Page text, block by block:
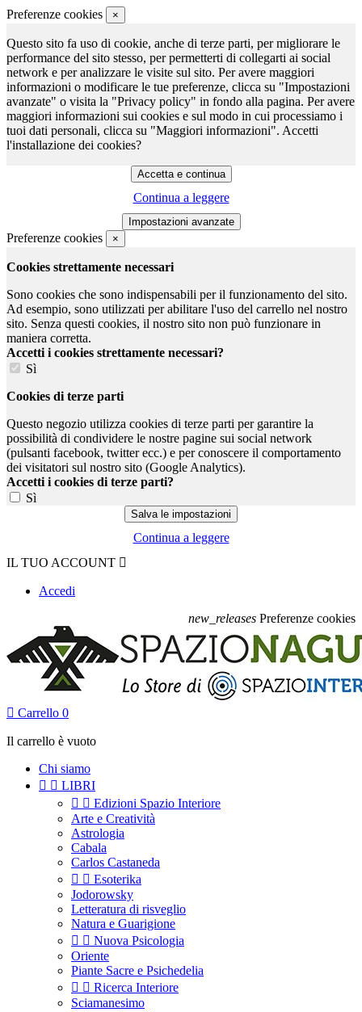
Preferenze cookies ×
Questo sito fa uso di cookie, anche di terze parti, per migliorare le
performance del sito stesso, per permetterti di collegarti ai social
network e per analizzare le visite sul sito. Per avere maggiori
informazioni o modificare le tue preferenze, clicca su "Impostazioni
avanzate" o visita la "Privacy policy" in fondo alla pagina. Per avere
maggiori informazioni sui cookies e sul modo in cui processiamo i
tuoi dati personali, clicca su "Maggiori informazioni". Accetti
l'installazione dei cookies?
Continua a leggere
Preferenze cookies ×
Cookies strettamente necessari
Sono cookies che sono indispensabili per il funzionamento del sito.
Ad esempio, sono utilizzati per abilitare l'uso del carrello nel nostro
sito. Senza questi cookies, il nostro sito non può funzionare in
maniera corretta.
Accetti i cookies strettamente necessari?
Sì
Cookies di terze parti
Questo negozio utilizza cookies di terze parti per garantire la
possibilità di condividere le nostre pagine sui social network
(pulsanti facebook, twitter ecc.) e per conoscere il comportamento
dei visitatori sul nostro sito (Google Analytics).
Accetti i cookies di terze parti?
Sì
Continua a leggere
IL TUO ACCOUNT 
Accedi
new_releases Preferenze cookies
 Carrello 0
Il carrello è vuoto
Chi siamo
  LIBRI
  Edizioni Spazio Interiore
Arte e Creatività
Astrologia
Cabala
Carlos Castaneda
  Esoterika
Jodorowsky
Letteratura di risveglio
Natura e Guarigione
  Nuova Psicologia
Oriente
Piante Sacre e Psichedelia
  Ricerca Interiore
Sciamanesimo